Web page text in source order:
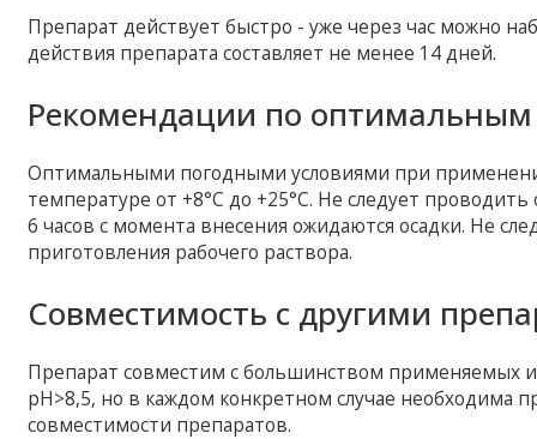
Препарат действует быстро - уже через час можно
действия препарата составляет не менее 14 дней.
Рекомендации по
Оптимальными погодными условиями при
температуре от +8°С до +25°С. Не следует
6 часов с момента внесения ожидаются осадки. Не
приготовления рабочего раствора.
Совместимость с другими
Препарат совместим с большинством применяемых
рН>8,5, но в каждом конкретном случае необходима
совместимости препаратов.